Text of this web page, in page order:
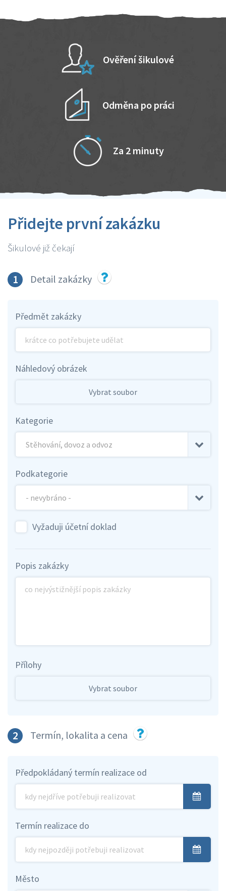
Ověření šikulové
Odměna po práci
Za 2 minuty
Přidejte první zakázku
Šikulové již čekají
1 Detail zakázky
Předmět zakázky
Náhledový obrázek
Vybrat soubor
Kategorie
Podkategorie
Vyžaduji účetní doklad
Popis zakázky
Přílohy
Vybrat soubor
2 Termín, lokalita a cena
Předpokládaný termín realizace od
Termín realizace do
Město